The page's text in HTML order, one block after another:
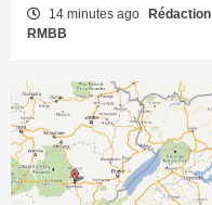
14 minutes ago
Rédaction
RMBB